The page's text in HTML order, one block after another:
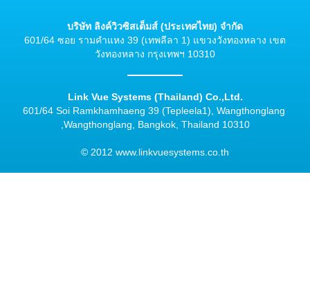
บริษัท ลิงค์วิวซิสเต็มส์ (ประเทศไทย) จำกัด
601/64 ซอย รามคำแหง 39 (เทพลีลา 1) แขวงวังทองหลาง เขต
วังทองหลาง กรุงเทพฯ 10310
Link Vue Systems (Thailand) Co.,Ltd.
601/64 Soi Ramkhamhaeng 39 (Tepleela1), Wangthonglang
,Wangthonglang, Bangkok, Thailand 10310
© 2012 www.linkvuesystems.co.th